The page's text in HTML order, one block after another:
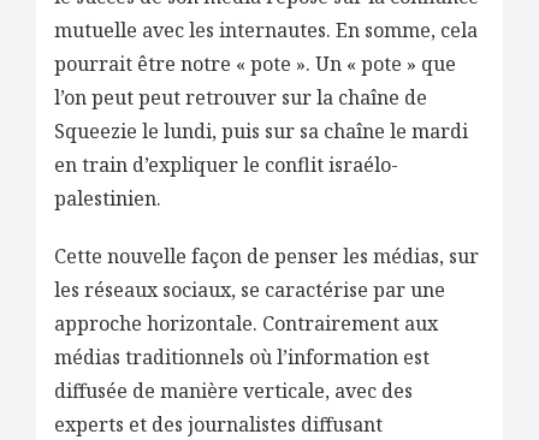
mutuelle avec les internautes. En somme, cela
pourrait être notre « pote ». Un « pote » que
l’on peut peut retrouver sur la chaîne de
Squeezie le lundi, puis sur sa chaîne le mardi
en train d’expliquer le conflit israélo-
palestinien.
Cette nouvelle façon de penser les médias, sur
les réseaux sociaux, se caractérise par une
approche horizontale. Contrairement aux
médias traditionnels où l’information est
diffusée de manière verticale, avec des
experts et des journalistes diffusant